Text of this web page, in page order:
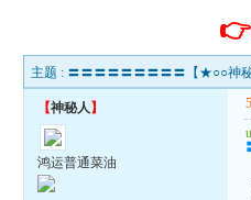
主题 : 〓〓〓〓〓〓〓〓〓【★○○神
【神秘人 】
鸿运普通菜油
u